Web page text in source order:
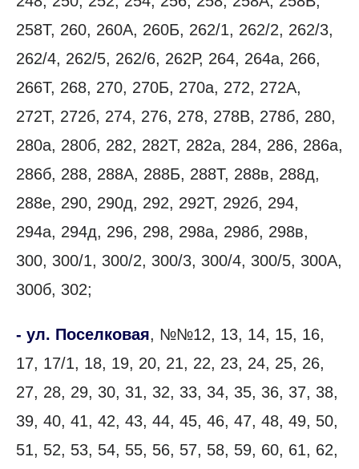
258Т, 260, 260А, 260Б, 262/1, 262/2, 262/3,
262/4, 262/5, 262/6, 262Р, 264, 264а, 266,
266Т, 268, 270, 270Б, 270а, 272, 272А,
272Т, 272б, 274, 276, 278, 278В, 278б, 280,
280а, 280б, 282, 282Т, 282а, 284, 286, 286а,
286б, 288, 288А, 288Б, 288Т, 288в, 288д,
288е, 290, 290д, 292, 292Т, 292б, 294,
294а, 294д, 296, 298, 298а, 298б, 298в,
300, 300/1, 300/2, 300/3, 300/4, 300/5, 300А,
300б, 302;
- ул. Поселковая, №№12, 13, 14, 15, 16,
17, 17/1, 18, 19, 20, 21, 22, 23, 24, 25, 26,
27, 28, 29, 30, 31, 32, 33, 34, 35, 36, 37, 38,
39, 40, 41, 42, 43, 44, 45, 46, 47, 48, 49, 50,
51, 52, 53, 54, 55, 56, 57, 58, 59, 60, 61, 62,